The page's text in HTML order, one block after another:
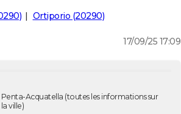
Ortiporio (20290)
17/09/25 17:09
Penta-Acquatella (toutes les informations sur
la ville)